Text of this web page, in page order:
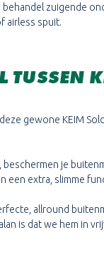
zuigende
airless spuit.
TUSSEN
gewone KEIM
je
extra, slimme
allround
is dat we hem in